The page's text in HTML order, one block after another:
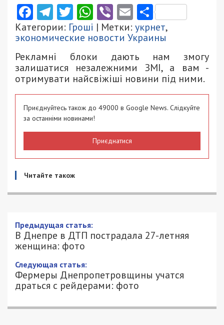
Facebook
Telegram
Twitter
WhatsApp
ViberEmail
Категории: Гроші | Метки: укрнет,
экономические новости Украины
Рекламні блоки дають нам змогу
залишатися незалежними ЗМІ, а вам -
отримувати найсвіжіші новини під ними.
Приєднуйтесь також до 49000 в Google News. Слідкуйте
за останніми новинами!
Приєднатися
Читайте також
В Днепре в ДТП пострадала 27-летняя
женщина: фото
7/06/2020 - 15:01
АЛЕКСАНДР КЛИМОВ - СПЕЦИАЛЬНО
ДЛЯ 49000.COM.UA
В Днепре на перекрестке улиц Гаванская и